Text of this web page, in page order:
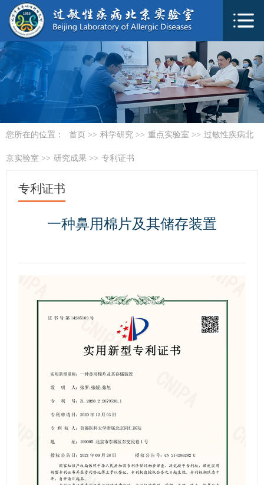
您所在的位置： 首页 >> 科学研究 >> 重点实验室 >> 过敏性疾病北
京实验室 >> 研究成果 >> 专利证书
专利证书
一种鼻用棉片及其储存装置